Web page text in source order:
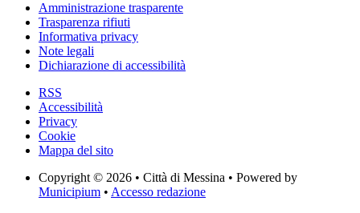
Amministrazione trasparente
Trasparenza rifiuti
Informativa privacy
Note legali
Dichiarazione di accessibilità
RSS
Accessibilità
Privacy
Cookie
Mappa del sito
Copyright © 2026 • Città di Messina • Powered by
Municipium • Accesso redazione